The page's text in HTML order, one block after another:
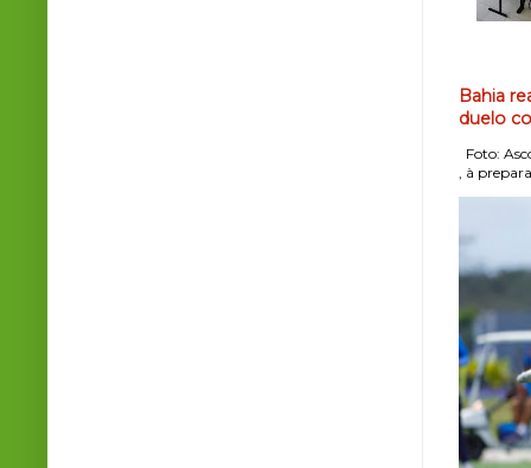
Bahia
duelo
Foto:
, à